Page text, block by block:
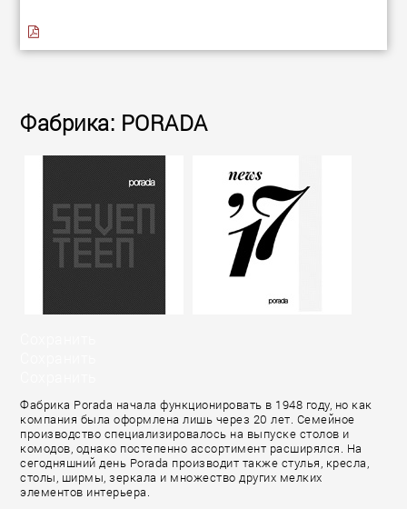
Фабрика: PORADA
Фабрика Porada начала функционировать в 1948 году, но как
компания была оформлена лишь через 20 лет. Семейное
производство специализировалось на выпуске столов и
комодов, однако постепенно ассортимент расширялся. На
сегодняшний день Porada производит также стулья, кресла,
столы, ширмы, зеркала и множество других мелких
элементов интерьера.